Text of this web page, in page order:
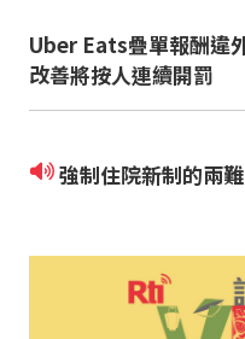
Uber Eats疊單報酬違
改善將按人連續開罰
強制住院新制的兩